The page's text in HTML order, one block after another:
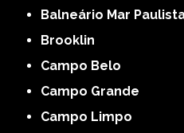
Balneário Mar
Brooklin
Campo Belo
Campo Grande
Campo Limpo